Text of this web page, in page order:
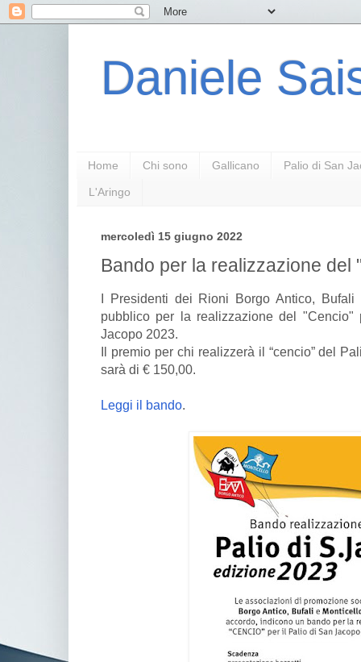
Daniele
Home Chi sono Gallicano Palio di San
L'Aringo
mercoledì 15 giugno 2022
Bando per la realizzazione del
I Presidenti dei Rioni Borgo Antico,
pubblico per la realizzazione del
Jacopo 2023.
Il premio per chi realizzerà il “cencio” del
sarà di € 150,00.
Leggi il bando.